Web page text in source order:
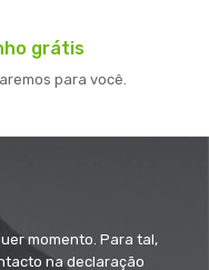
grátis
para você.
momento. Para tal,
na declaração